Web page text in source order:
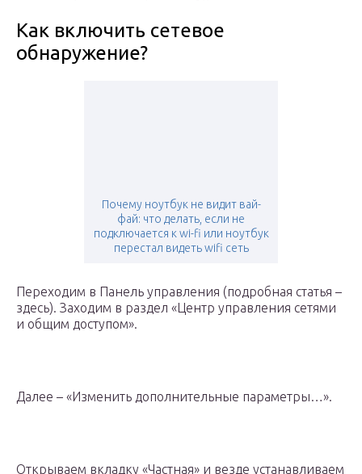
Как включить сетевое
обнаружение?
Почему ноутбук не видит вай-
фай: что делать, если не
подключается к wi-fi или ноутбук
перестал видеть wifi сеть
Переходим в Панель управления (подробная статья –
здесь). Заходим в раздел «Центр управления сетями
и общим доступом».
Далее – «Изменить дополнительные параметры…».
Открываем вкладку «Частная» и везде устанавливаем